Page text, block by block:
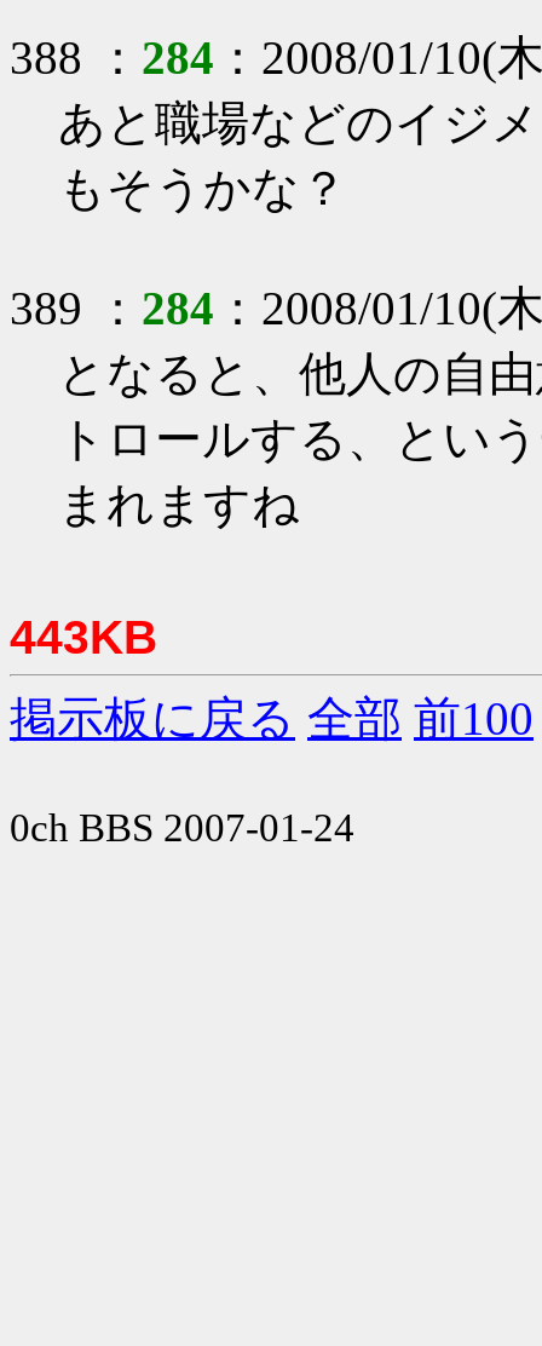
388 ： 284 ：2008/01/10(
あと職場などのイジ
もそうかな？
389 ： 284 ：2008/01/10(
となると、他人の自
トロールする、とい
まれますね
443KB
掲示板に戻る 全部 前100
0ch BBS 2007-01-24